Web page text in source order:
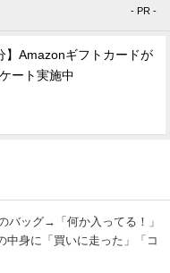
- PR -
】Amazonギフトカードが
ート実施中
バッグ→「何か入ってる！」
身に「買いに走った」「コ